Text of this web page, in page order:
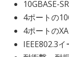
10GBASE-
4ポートの
4ポートの
IEEE802.3